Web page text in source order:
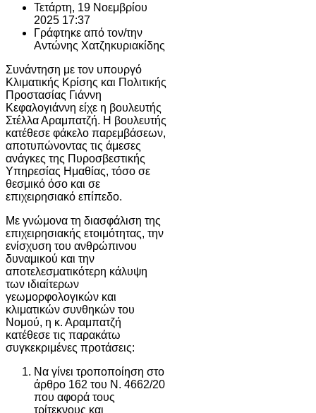
Τετάρτη, 19 Νοεμβρίου
2025 17:37
Γράφτηκε από τον/την
Αντώνης Χατζηκυριακίδης
Συνάντηση με τον υπουργό
Κλιματικής Κρίσης και Πολιτικής
Προστασίας Γιάννη
Κεφαλογιάννη είχε η βουλευτής
Στέλλα Αραμπατζή. Η βουλευτής
κατέθεσε φάκελο παρεμβάσεων,
αποτυπώνοντας τις άμεσες
ανάγκες της Πυροσβεστικής
Υπηρεσίας Ημαθίας, τόσο σε
θεσμικό όσο και σε
επιχειρησιακό επίπεδο.
Με γνώμονα τη διασφάλιση της
επιχειρησιακής ετοιμότητας, την
ενίσχυση του ανθρώπινου
δυναμικού και την
αποτελεσματικότερη κάλυψη
των ιδιαίτερων
γεωμορφολογικών και
κλιματικών συνθηκών του
Νομού, η κ. Αραμπατζή
κατέθεσε τις παρακάτω
συγκεκριμένες προτάσεις:
Να γίνει τροποποίηση στο
άρθρο 162 του Ν. 4662/20
που αφορά τους
τρίτεκνους και